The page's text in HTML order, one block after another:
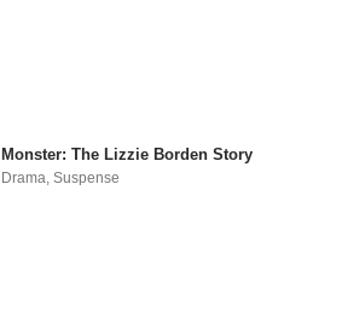
Monster: The Lizzie Borden Story
Drama ,Suspense